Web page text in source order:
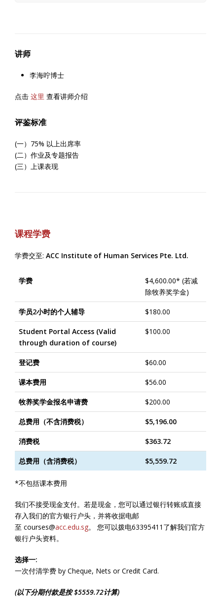
讲师
李海咛博士
点击 这里 查看讲师介绍
评鉴标准
(一）75% 以上出席率
(二）作业及专题报告
(三）上课表现
课程学费
学费交至: ACC Institute of Human Services Pte. Ltd.
总费用（含消费税） $5,559.72
学费
$4,600.00* (若减
除牧养奖学金)
学员2小时的个人辅导 $180.00
Student Portal Access (Valid
through duration of course)
$100.00
登记费 $60.00
课本费用 $56.00
牧养奖学金报名申请费 $200.00
总费用（不含消费税） $5,196.00
消费税 $363.72
*不包括课本费用
我们不接受现金支付。若是现金， 您可以通过银行转账或直接
存入我们的官方银行户头， 并将收据电邮
至 courses@acc.edu.sg。 您可以拨电63395411了解我们官方
银行户头资料。
选择一:
一次付清学费 by Cheque, Nets or Credit Card.
(以下分期付款是按 $5559.72计算)